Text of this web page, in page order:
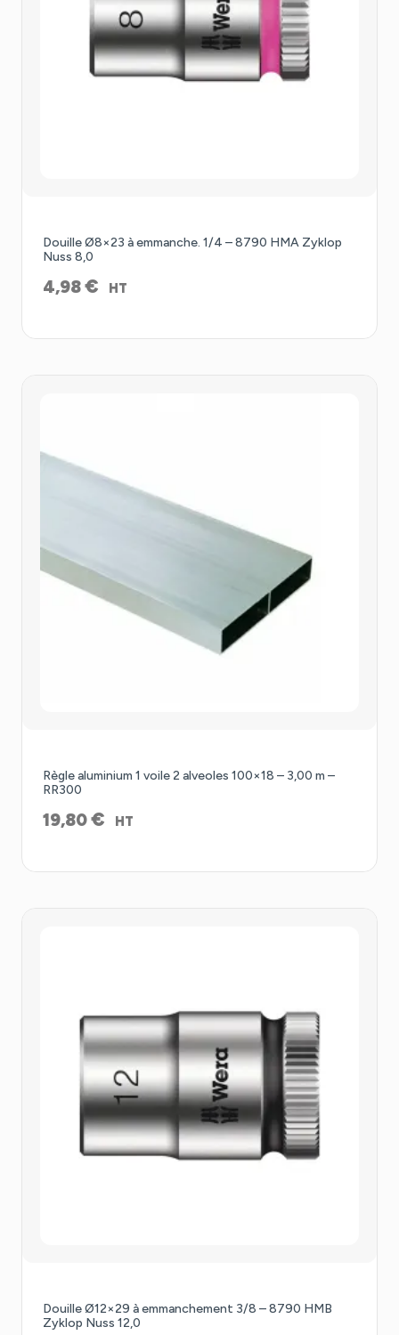
Douille Ø8×23 à emmanche. 1/4 – 8790 HMA Zyklop
Nuss 8,0
4,98€ HT
Règle aluminium 1 voile 2 alveoles 100×18 – 3,00 m –
RR300
19,80€ HT
Douille Ø12×29 à emmanchement 3/8 – 8790 HMB
Zyklop Nuss 12,0